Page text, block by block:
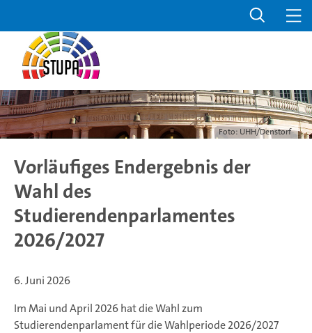
Foto: UHH/Denstorf
Vorläufiges Endergebnis der
Wahl des
Studierendenparlamentes
2026/2027
6. Juni 2026
Im Mai und April 2026 hat die Wahl zum
Studierendenparlament für die Wahlperiode 2026/2027